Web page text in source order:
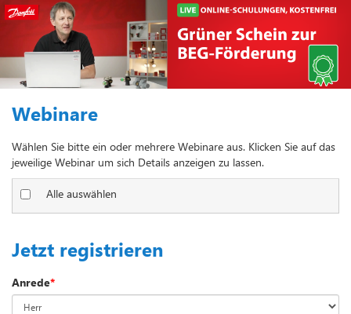
Webinare
Wählen Sie bitte ein oder mehrere Webinare aus. Klicken Sie auf das
jeweilige Webinar um sich Details anzeigen zu lassen.
Alle auswählen
Jetzt registrieren
Anrede*